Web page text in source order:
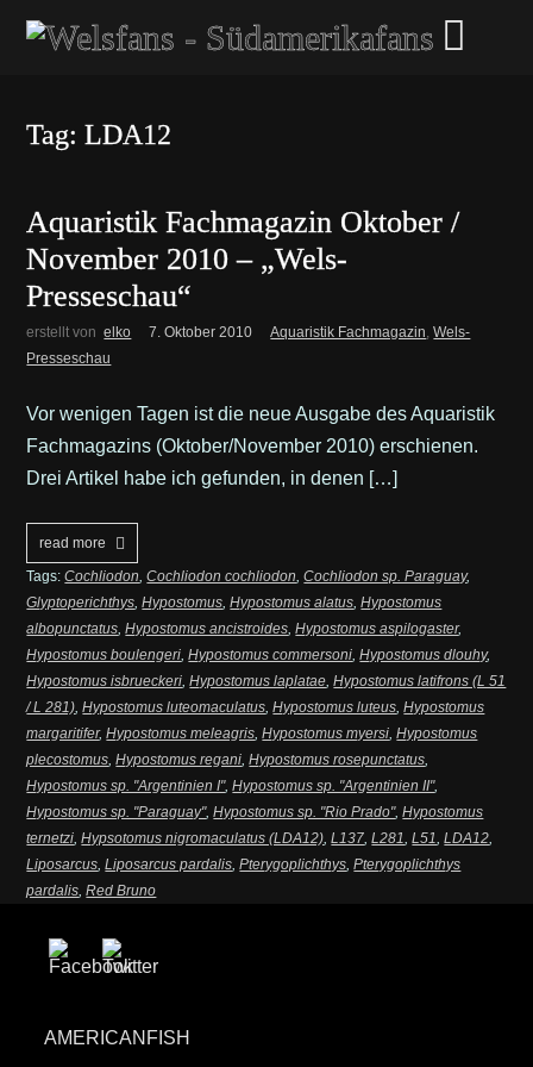
Tag: LDA12
Aquaristik Fachmagazin Oktober /
November 2010 – „Wels-
Presseschau“
erstellt von elko 7. Oktober 2010 Aquaristik Fachmagazin,Wels-
Presseschau
Vor wenigen Tagen ist die neue Ausgabe des Aquaristik
Fachmagazins (Oktober/November 2010) erschienen.
Drei Artikel habe ich gefunden, in denen […]
read more
Tags:Cochliodon,Cochliodon cochliodon,Cochliodon sp. Paraguay,
Glyptoperichthys,Hypostomus,Hypostomus alatus,Hypostomus
albopunctatus,Hypostomus ancistroides,Hypostomus aspilogaster,
Hypostomus boulengeri,Hypostomus commersoni,Hypostomus dlouhy,
Hypostomus isbrueckeri,Hypostomus laplatae,Hypostomus latifrons (L 51
/ L 281),Hypostomus luteomaculatus,Hypostomus luteus,Hypostomus
margaritifer,Hypostomus meleagris,Hypostomus myersi,Hypostomus
plecostomus,Hypostomus regani,Hypostomus rosepunctatus,
Hypostomus sp. "Argentinien I",Hypostomus sp. "Argentinien II",
Hypostomus sp. "Paraguay",Hypostomus sp. "Rio Prado",Hypostomus
ternetzi,Hypsotomus nigromaculatus (LDA12),L137,L281,L51,LDA12,
Liposarcus,Liposarcus pardalis,Pterygoplichthys,Pterygoplichthys
pardalis,Red Bruno
AMERICANFISH